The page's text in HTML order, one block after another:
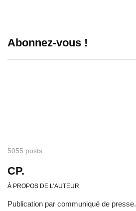
Abonnez-vous !
5055 posts
CP.
À PROPOS DE L’AUTEUR
Publication par communiqué de presse.